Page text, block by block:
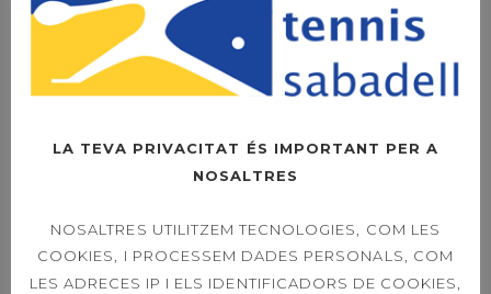
AVÍS IMPORTANT
11 FEBRER 2026
LA TEVA PRIVACITAT ÉS IMPORTANT PER A
NOSALTRES
NOSALTRES UTILITZEM TECNOLOGIES, COM LES
COOKIES, I PROCESSEM DADES PERSONALS, COM
LES ADRECES IP I ELS IDENTIFICADORS DE COOKIES,